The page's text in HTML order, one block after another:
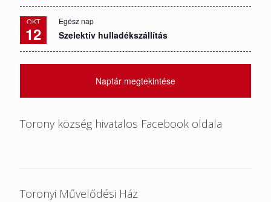
OKT
12
Egész nap
Szelektív hulladékszállítás
Naptár megtekintése
Torony község hivatalos Facebook oldala
Toronyi Művelődési Ház